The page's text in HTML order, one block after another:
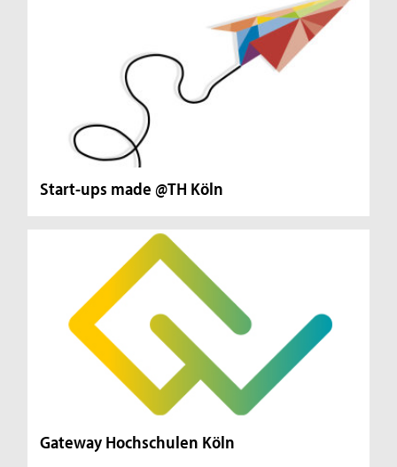
Start-ups made @TH Köln
Gateway Hochschulen Köln